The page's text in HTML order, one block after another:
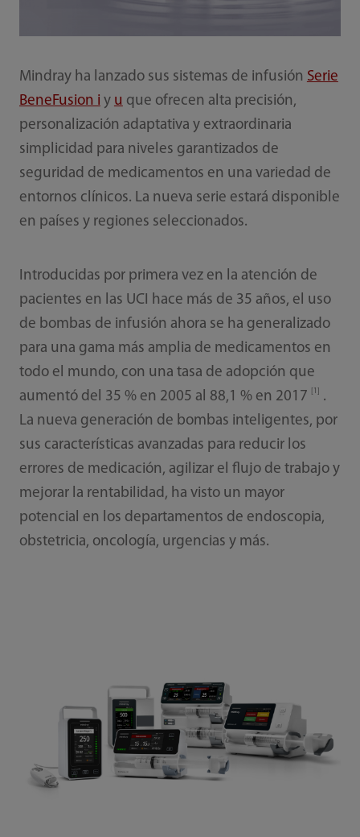
Mindray ha lanzado sus sistemas de infusión Serie
BeneFusion i y u que ofrecen alta precisión,
personalización adaptativa y extraordinaria
simplicidad para niveles garantizados de
seguridad de medicamentos en una variedad de
entornos clínicos. La nueva serie estará disponible
en países y regiones seleccionados.
Introducidas por primera vez en la atención de
pacientes en las UCI hace más de 35 años, el uso
de bombas de infusión ahora se ha generalizado
para una gama más amplia de medicamentos en
todo el mundo, con una tasa de adopción que
aumentó del 35 % en 2005 al 88,1 % en 2017
[1]
.
La nueva generación de bombas inteligentes, por
sus características avanzadas para reducir los
errores de medicación, agilizar el flujo de trabajo y
mejorar la rentabilidad, ha visto un mayor
potencial en los departamentos de endoscopia,
obstetricia, oncología, urgencias y más.